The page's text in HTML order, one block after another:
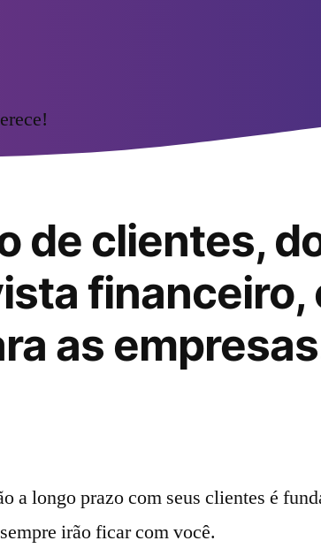
de clientes,
financeiro,
as
a longo prazo com seus clientes é
irão ficar com você.